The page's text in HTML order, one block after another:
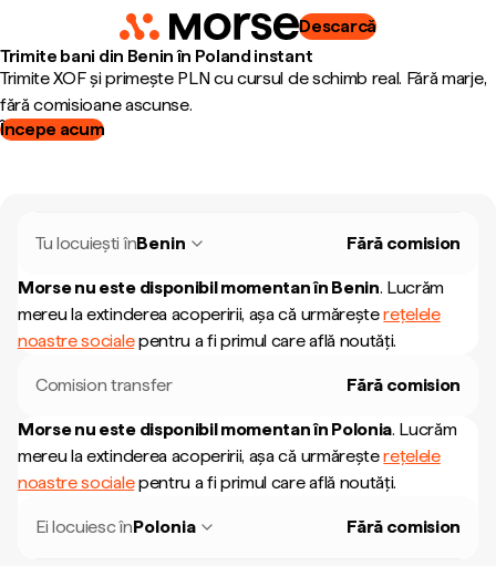
Descarcă
Trimite bani din Benin în Poland instant
Trimite XOF și primește PLN cu cursul de schimb real. Fără marje,
fără comisioane ascunse.
Începe acum
Tu locuiești înBenin Fără comision
Morse nu este disponibil momentan în Benin. Lucrăm
mereu la extinderea acoperirii, așa că urmăreșterețelele
noastre socialepentru a fi primul care află noutăți.
Comision transfer Fără comision
Morse nu este disponibil momentan în Polonia. Lucrăm
mereu la extinderea acoperirii, așa că urmăreșterețelele
noastre socialepentru a fi primul care află noutăți.
Ei locuiesc înPolonia Fără comision